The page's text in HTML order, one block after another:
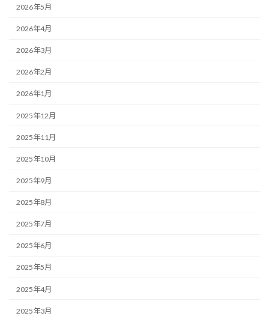
2026年5月
2026年4月
2026年3月
2026年2月
2026年1月
2025年12月
2025年11月
2025年10月
2025年9月
2025年8月
2025年7月
2025年6月
2025年5月
2025年4月
2025年3月